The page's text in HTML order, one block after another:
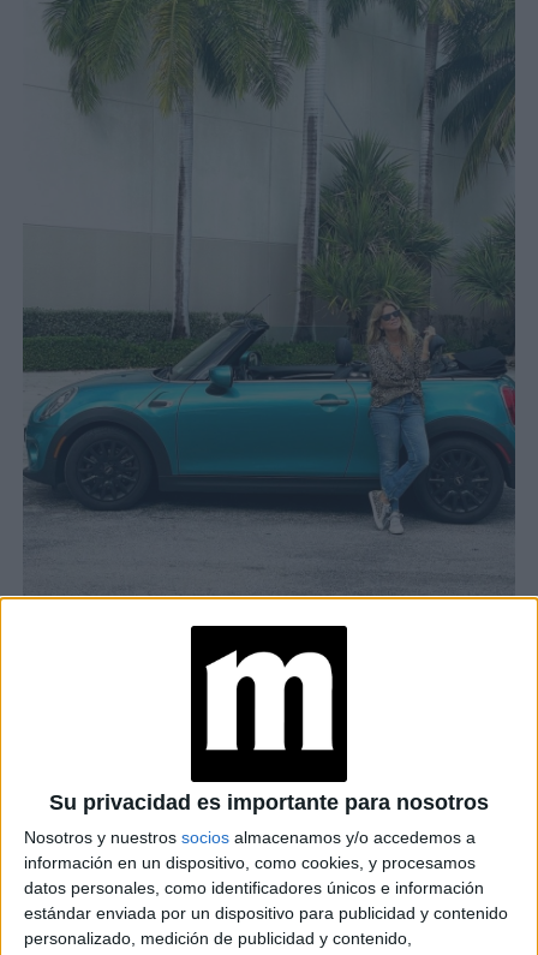
Su privacidad es importante para nosotros
Nosotros y nuestros socios almacenamos y/o accedemos a
información en un dispositivo, como cookies, y procesamos
datos personales, como identificadores únicos e información
estándar enviada por un dispositivo para publicidad y contenido
personalizado, medición de publicidad y contenido,
MAYORES DE 50:
FLAVIA PALMIERO
DA LECCIÓN DE
ESTILO
ROYALS MAYORES
DE 50 QUE LLEVAN